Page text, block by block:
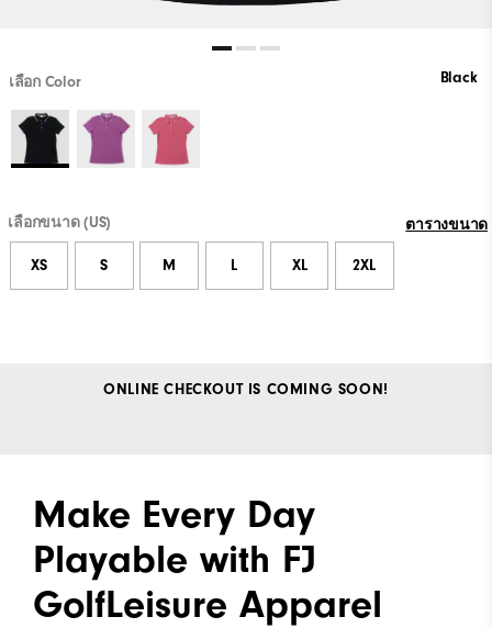
เลือก Color Black
เลือกขนาด (US) ตารางขนาด
XS S M L XL 2XL
ONLINE CHECKOUT IS COMING SOON!
Make Every Day
Playable with FJ
GolfLeisure Apparel